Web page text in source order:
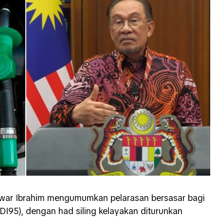
Ibrahim mengumumkan pelarasan bersasar bagi
dengan had siling kelayakan diturunkan